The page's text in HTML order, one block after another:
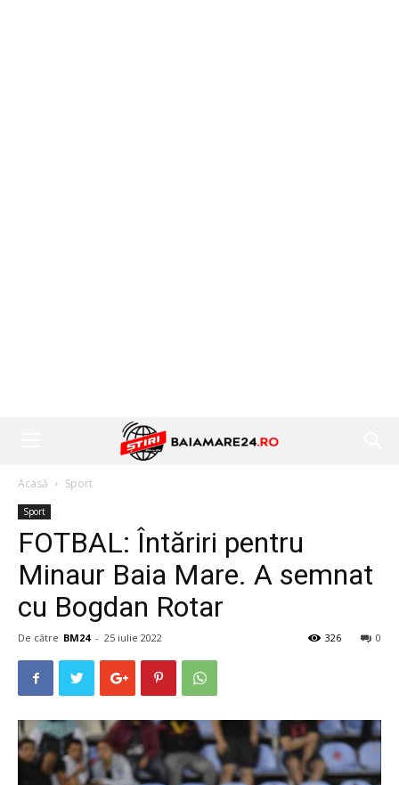
Acasă Sport
Sport
FOTBAL: Întăriri pentru
Minaur Baia Mare. A semnat
cu Bogdan Rotar
De către BM24 - 25 iulie 2022 0
326